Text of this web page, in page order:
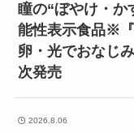
瞳の“ぼやけ・か
能性表示食品※
卵・光でおなじ
次発売
2026.8.06